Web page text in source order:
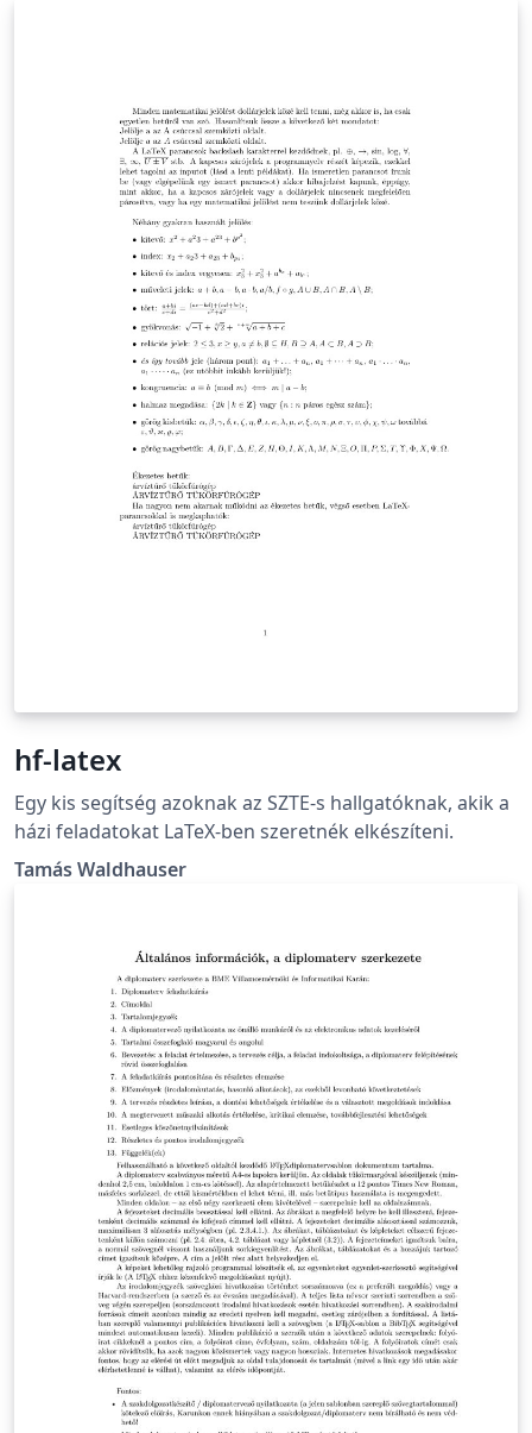
hf-latex
Egy kis segítség azoknak az SZTE-s hallgatóknak, akik a
házi feladatokat LaTeX-ben szeretnék elkészíteni.
Tamás Waldhauser